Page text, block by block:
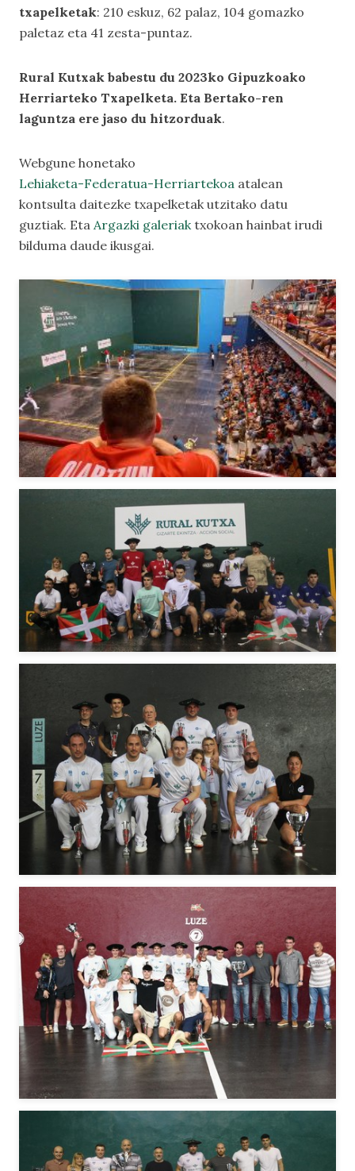
txapelketak: 210 eskuz, 62 palaz, 104 gomazko
paletaz eta 41 zesta-puntaz.
Rural Kutxak babestu du 2023ko Gipuzkoako
Herriarteko Txapelketa. Eta Bertako-ren
laguntza ere jaso du hitzorduak.
Webgune honetako
Lehiaketa-Federatua-Herriartekoa atalean
kontsulta daitezke txapelketak utzitako datu
guztiak. Eta Argazki galeriaktxokoan hainbat irudi
bilduma daude ikusgai.